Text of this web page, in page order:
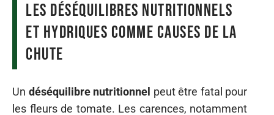
Les déséquilibres nutritionnels
et hydriques comme causes de la
chute
Un déséquilibre nutritionnel peut être fatal pour
les fleurs de tomate. Les carences, notamment